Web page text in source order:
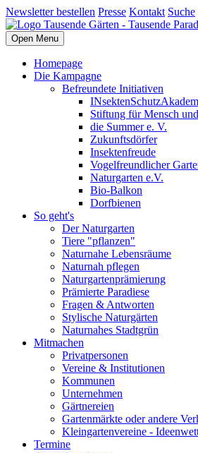
Newsletter bestellen Presse Kontakt Suche
Open Menu
Homepage
Die Kampagne
Befreundete Initiativen
Stiftung für Mensch
die Summer e. V.
Zukunftsdörfer
Insektenfreude
Vogelfreundlicher
Naturgarten e.V.
Bio-Balkon
Dorfbienen
So geht's
Der Naturgarten
Tiere "pflanzen"
Naturnahe Lebensräume
Naturnah pflegen
Naturgartenprämierung
Prämierte Paradiese
Fragen & Antworten
Stylische Naturgärten
Naturnahes Stadtgrün
Mitmachen
Privatpersonen
Vereine & Institutionen
Kommunen
Unternehmen
Gärtnereien
Gartenmärkte oder andere
Kleingartenvereine -
Termine